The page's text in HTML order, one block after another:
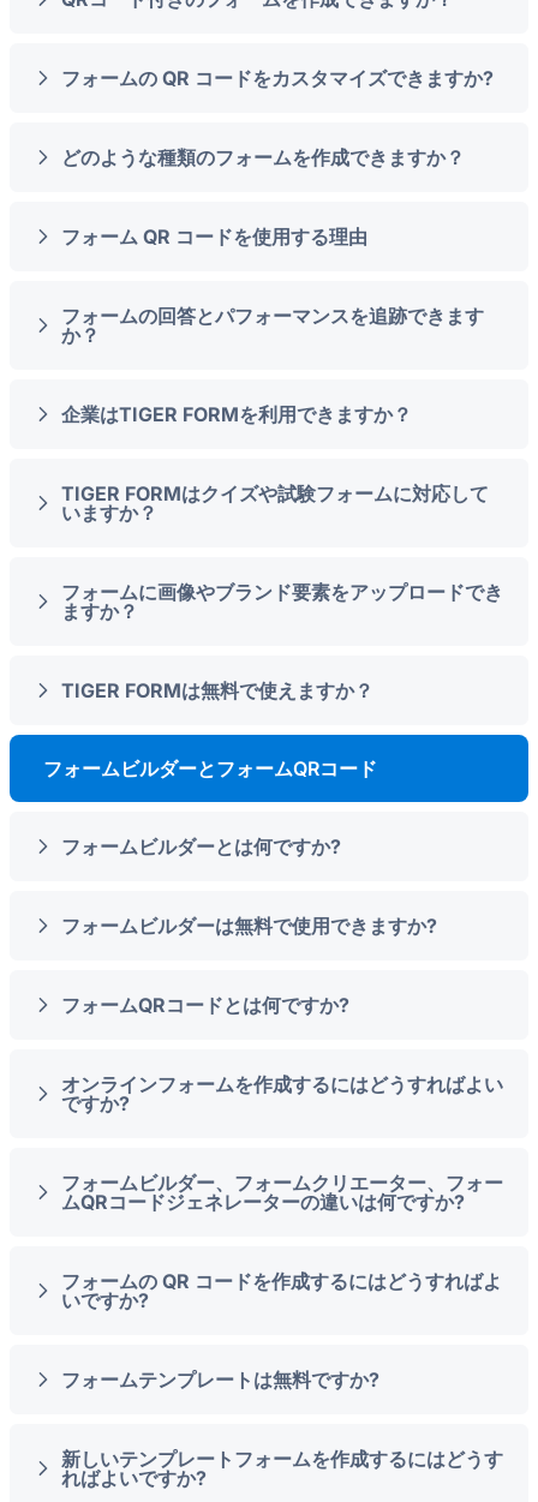
フォームの QR コードをカスタマイズできますか?
どのような種類のフォームを作成できますか？
フォーム QR コードを使用する理由
フォームの回答とパフォーマンスを追跡できます
か？
企業はTIGER FORMを利用できますか？
TIGER FORMはクイズや試験フォームに対応して
いますか？
フォームに画像やブランド要素をアップロードでき
ますか？
TIGER FORMは無料で使えますか？
フォームビルダーとフォームQRコード
フォームビルダーとは何ですか?
フォームビルダーは無料で使用できますか?
フォームQRコードとは何ですか?
オンラインフォームを作成するにはどうすればよい
ですか?
フォームビルダー、フォームクリエーター、フォー
ムQRコードジェネレーターの違いは何ですか?
フォームの QR コードを作成するにはどうすればよ
いですか?
フォームテンプレートは無料ですか?
新しいテンプレートフォームを作成するにはどうす
ればよいですか?